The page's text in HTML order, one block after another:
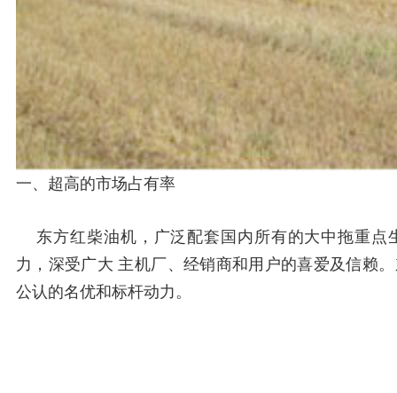
一、超高的市场占有率
东方红柴油机，广泛配套国内所有的大中拖重点
力，深受广大 主机厂、经销商和用户的喜爱及信赖
公认的名优和标杆动力。